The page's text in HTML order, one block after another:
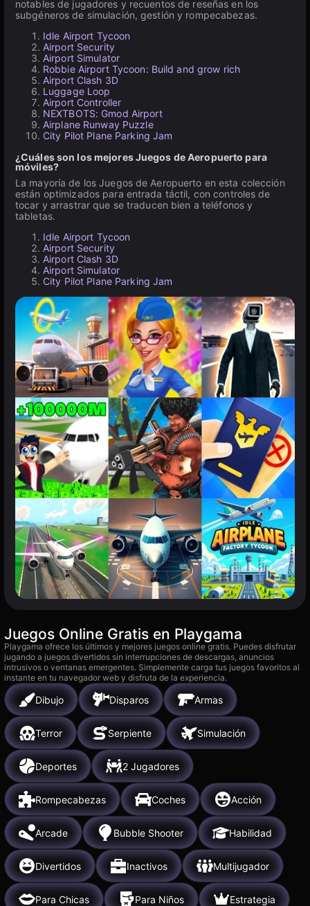
notables de jugadores y recuentos de reseñas en los
subgéneros de simulación, gestión y rompecabezas.
Idle Airport Tycoon
Airport Security
Airport Simulator
Robbie Airport Tycoon: Build and grow rich
Airport Clash 3D
Luggage Loop
Airport Controller
NEXTBOTS: Gmod Airport
Airplane Runway Puzzle
City Pilot Plane Parking Jam
¿Cuáles son los mejores Juegos de Aeropuerto para
móviles?
La mayoría de los Juegos de Aeropuerto en esta colección
están optimizados para entrada táctil, con controles de
tocar y arrastrar que se traducen bien a teléfonos y
tabletas.
Idle Airport Tycoon
Airport Security
Airport Clash 3D
Airport Simulator
City Pilot Plane Parking Jam
Juegos Online Gratis en Playgama
Playgama ofrece los últimos y mejores juegos online gratis. Puedes disfrutar
jugando a juegos divertidos sin interrupciones de descargas, anuncios
intrusivos o ventanas emergentes. Simplemente carga tus juegos favoritos al
instante en tu navegador web y disfruta de la experiencia.
Dibujo Disparos Armas
Terror Serpiente Simulación
Deportes 2 Jugadores
Rompecabezas Coches Acción
Arcade Bubble Shooter Habilidad
Divertidos Inactivos Multijugador
Para Chicas Para Niños Estrategia